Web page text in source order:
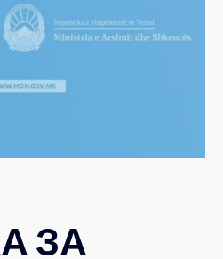
ЗА